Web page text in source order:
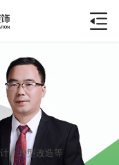
、户型改造等